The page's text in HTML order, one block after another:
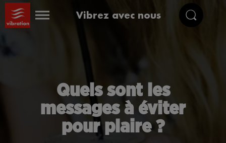
Vibrez avec nous
Quels sont les
messages à éviter
pour plaire ?